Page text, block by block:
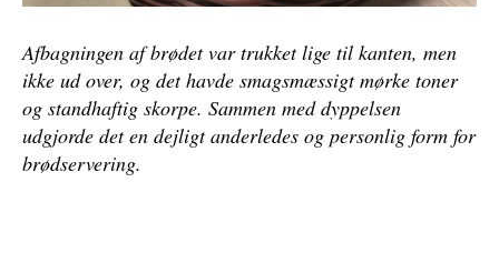
510,-
170 kr. glasset
3 gl. gamay fra Savoie-regionen á 115 kr. glasset
1 fl. Pinot Noir fra Gebrüder Mathis
Afbagningen af brødet var trukket lige til kanten, men
ikke ud over, og det havde smagsmæssigt mørke toner
og standhaftig skorpe. Sammen med dyppelsen
udgjorde det en dejligt anderledes og personlig form for
brødservering.